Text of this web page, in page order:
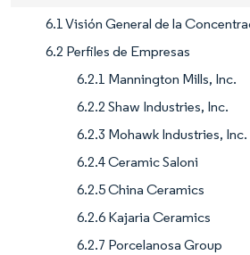
6.1 Visión General de la
6.2 Perfiles de Empresas
6.2.1 Mannington Mills, Inc.
6.2.2 Shaw Industries, Inc.
6.2.3 Mohawk Industries, Inc.
6.2.4 Ceramic Saloni
6.2.5 China Ceramics
6.2.6 Kajaria Ceramics
6.2.7 Porcelanosa Group